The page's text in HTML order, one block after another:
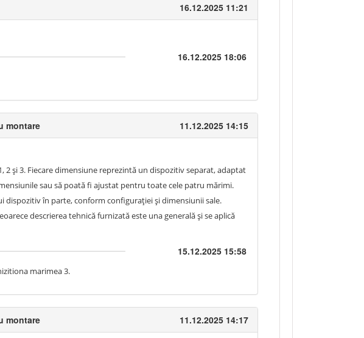
16.12.2025 11:21
16.12.2025 18:06
montare 11.12.2025 14:15
și 3. Fiecare dimensiune reprezintă un dispozitiv separat, adaptat
sau să poată fi ajustat pentru toate cele patru mărimi.
dispozitiv în parte, conform configurației și dimensiunii sale.
descrierea tehnică furnizată este una generală și se aplică
15.12.2025 15:58
marimea 3.
montare 11.12.2025 14:17